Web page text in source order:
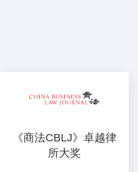
《商法CBLJ》卓越律
所大奖